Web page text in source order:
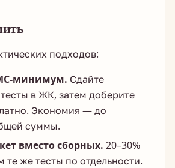
подходов:
минимум. Сдайте
в ЖК, затем доберите
Экономия — до
суммы.
вместо сборных. 20–30%
те же тесты по отдельности.